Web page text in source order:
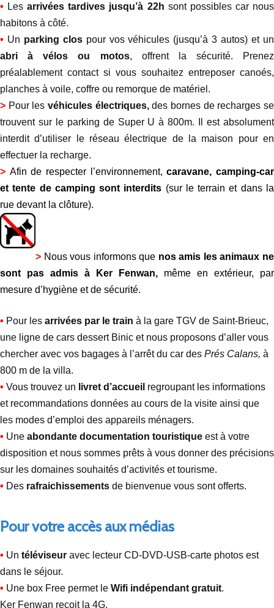
• Lesarrivées tardives jusqu’à 22h sont possibles car nous
habitons à côté.
• Un parking clospour vos véhicules (jusqu’à 3 autos) et un
abri à vélos ou motos, offrent la sécurité. Prenez
préalablement contact si vous souhaitez entreposer canoés,
planches à voile, coffre ou remorque de matériel.
> Pour les véhicules électriques,des bornes de recharges se
trouvent sur le parking de Super U à 800m. Il est absolument
interdit d’utiliser le réseau électrique de la maison pour en
effectuer la recharge.
> Afin de respecter l’environnement,caravane, camping-car
et tente de camping sont interdits (sur le terrain et dans la
rue devant la clôture).
> Nous vous informons que nos amis les animaux ne
sont pas admis à Ker Fenwan, même en extérieur, par
mesure d’hygiène et de sécurité.
• Pour les arrivées par le train à la gare TGV de Saint-Brieuc,
une ligne de cars dessert Binic et nous proposons d’aller vous
chercher avec vos bagages à l’arrêt du car des Prés Calans, à
800 m de la villa.
• Vous trouvez un livret d’accueil regroupant les informations
et recommandations données au cours de la visite ainsi que
les modes d’emploi des appareils ménagers.
• Une abondante documentation touristique est à votre
disposition et nous sommes prêts à vous donner des précisions
sur les domaines souhaités d’activités et tourisme.
• Des rafraichissements de bienvenue vous sont offerts.
Pour votre accès aux médias
• Un téléviseur avec lecteur CD-DVD-USB-carte photos est
dans le séjour.
• Une box Free permet le Wifi indépendant gratuit.
Ker Fenwan reçoit la 4G.